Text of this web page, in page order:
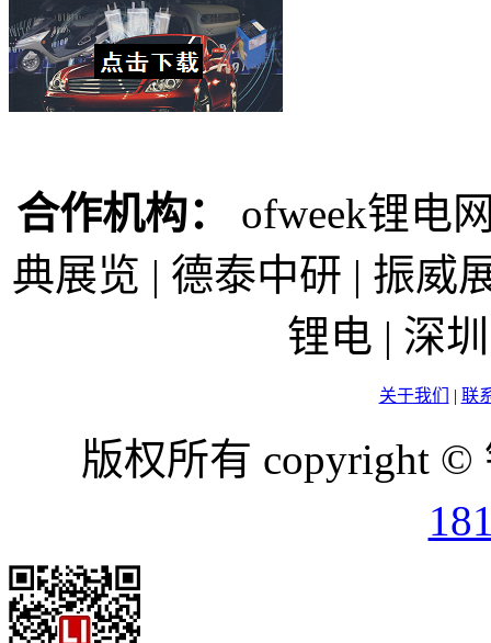
合作机构：
ofweek锂电
典展览 | 德泰中研 | 振威
锂电 | 深
关于我们 | 联
版权所有 copyright